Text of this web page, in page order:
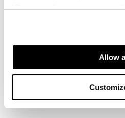
“Customise” option, a menu
which purposes we may
manage your “Details”
Allow
Thomas
Für mich ein Routineurlaub
Kanegra, nach wie vor sauber
Bereich erschwinglich Das
nicht nur wunderbar warm,
ausgesprochen sauber und